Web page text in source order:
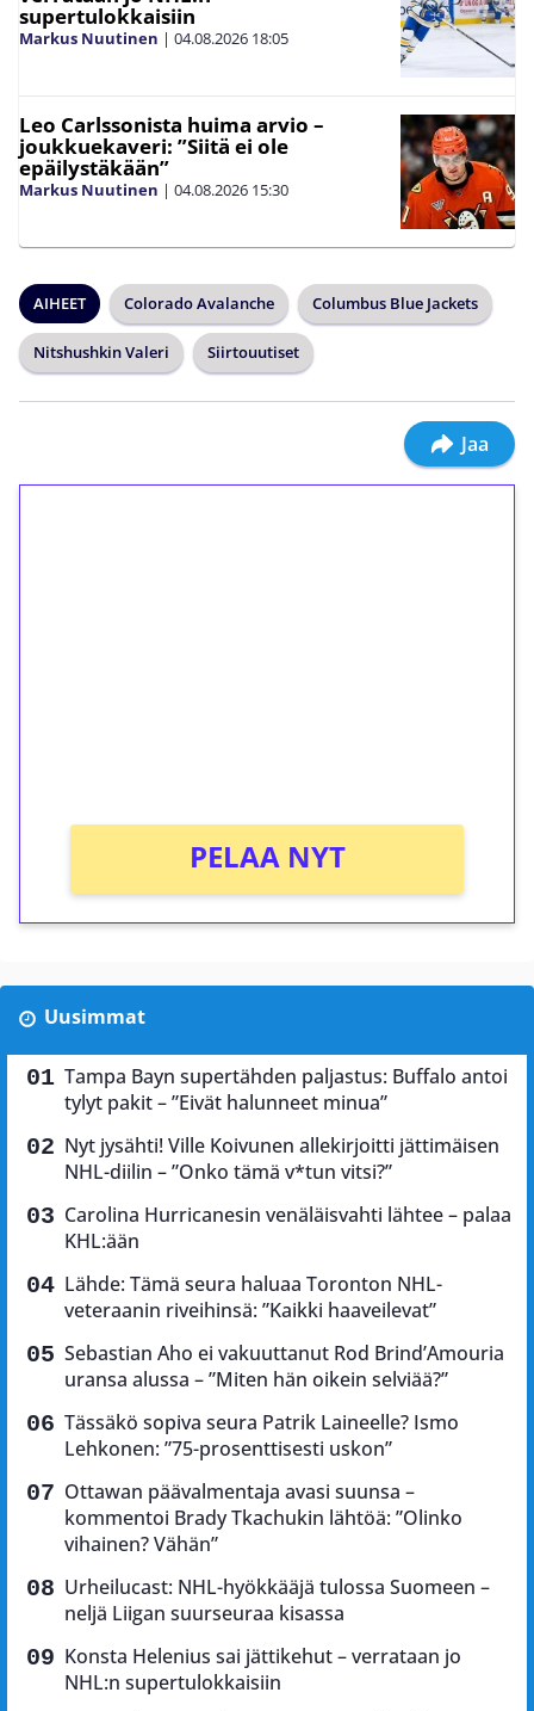
supertulokkaisiin
Markus Nuutinen | 04.08.2026 18:05
Leo Carlssonista huima arvio –
joukkuekaveri: ”Siitä ei ole
epäilystäkään”
Markus Nuutinen | 04.08.2026 15:30
AIHEET Colorado Avalanche Columbus Blue Jackets
Nitshushkin Valeri Siirtouutiset
Jaa
PELAA NYT
Uusimmat
Tampa Bayn supertähden paljastus: Buffalo antoi
tylyt pakit – ”Eivät halunneet minua”
Nyt jysähti! Ville Koivunen allekirjoitti jättimäisen
NHL-diilin – ”Onko tämä v*tun vitsi?”
Carolina Hurricanesin venäläisvahti lähtee – palaa
KHL:ään
Lähde: Tämä seura haluaa Toronton NHL-
veteraanin riveihinsä: ”Kaikki haaveilevat”
Sebastian Aho ei vakuuttanut Rod Brind’Amouria
uransa alussa – ”Miten hän oikein selviää?”
Tässäkö sopiva seura Patrik Laineelle? Ismo
Lehkonen: ”75-prosenttisesti uskon”
Ottawan päävalmentaja avasi suunsa –
kommentoi Brady Tkachukin lähtöä: ”Olinko
vihainen? Vähän”
Urheilucast: NHL-hyökkääjä tulossa Suomeen –
neljä Liigan suurseuraa kisassa
Konsta Helenius sai jättikehut – verrataan jo
NHL:n supertulokkaisiin